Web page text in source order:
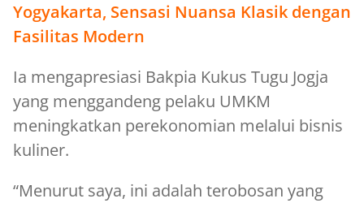
Yogyakarta, Sensasi Nuansa Klasik dengan
Fasilitas Modern
Ia mengapresiasi Bakpia Kukus Tugu Jogja
yang menggandeng pelaku UMKM
meningkatkan perekonomian melalui bisnis
kuliner.
“Menurut saya, ini adalah terobosan yang